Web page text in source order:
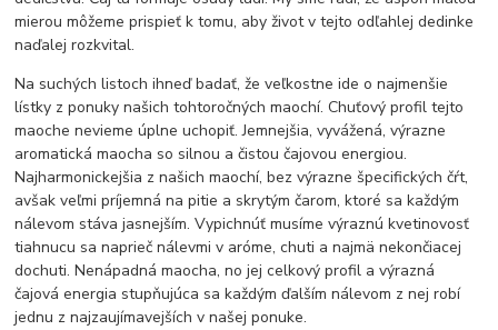
mierou môžeme prispieť k tomu, aby život v tejto odľahlej dedinke
naďalej rozkvital.
Na suchých listoch ihneď badať, že veľkostne ide o najmenšie
lístky z ponuky našich tohtoročných maochí. Chuťový profil tejto
maoche nevieme úplne uchopiť. Jemnejšia, vyvážená, výrazne
aromatická maocha so silnou a čistou čajovou energiou.
Najharmonickejšia z našich maochí, bez výrazne špecifických čŕt,
avšak veľmi príjemná na pitie a skrytým čarom, ktoré sa každým
nálevom stáva jasnejším. Vypichnúť musíme výraznú kvetinovosť
tiahnucu sa naprieč nálevmi v aróme, chuti a najmä nekončiacej
dochuti. Nenápadná maocha, no jej celkový profil a výrazná
čajová energia stupňujúca sa každým ďalším nálevom z nej robí
jednu z najzaujímavejších v našej ponuke.